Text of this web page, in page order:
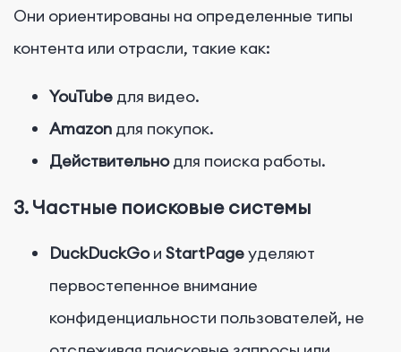
Они ориентированы на определенные типы
контента или отрасли, такие как:
YouTube для видео.
Amazon для покупок.
Действительно для поиска работы.
3. Частные поисковые системы
DuckDuckGo и StartPageуделяют
первостепенное внимание
конфиденциальности пользователей, не